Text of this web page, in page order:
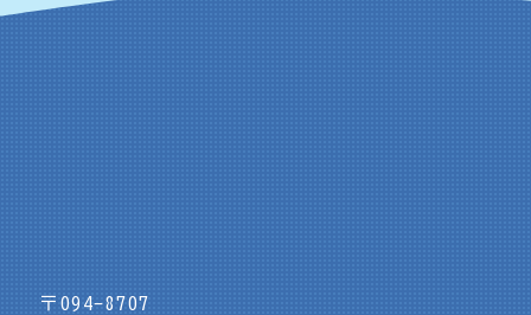
〒094-8707